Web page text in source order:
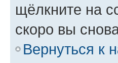
щёлкните на
скоро вы
Вернуться к